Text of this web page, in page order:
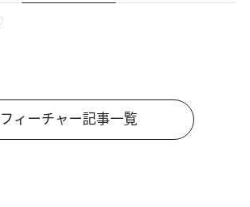
フィーチャー記事一覧